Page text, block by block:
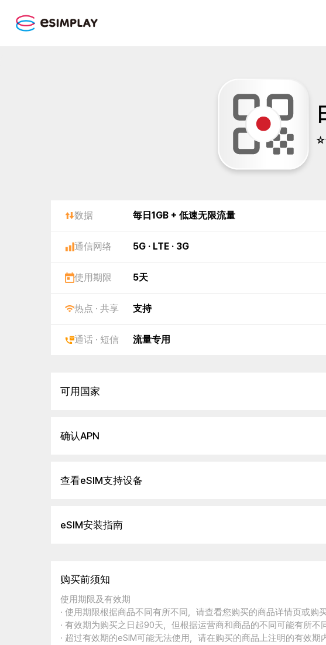
数据 毎日1GB + 低速无限流量
通信网络 5G · LTE · 3G
使用期限 5天
热点 · 共享 支持
通话 · 短信 流量专用
可用国家
确认APN
查看eSIM支持设备
eSIM安装指南
购买前须知
使用期限及有效期
· 使用期限根据商品不同有所不同，请查看您购买的商品详情页或购
· 有效期为购买之日起90天，但根据运营商和商品的不同可能有所不
· 超过有效期的eSIM可能无法使用，请在购买的商品上注明的有效期